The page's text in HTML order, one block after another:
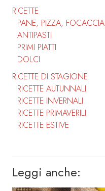
RICETTE
PANE, PIZZA, FOCACCIA
ANTIPASTI
PRIMI PIATTI
DOLCI
RICETTE DI STAGIONE
RICETTE AUTUNNALI
RICETTE INVERNALI
RICETTE PRIMAVERILI
RICETTE ESTIVE
Leggi anche: